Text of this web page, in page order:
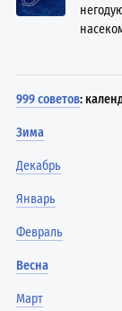
999 советов:
Зима
Декабрь
Январь
Февраль
Весна
Март